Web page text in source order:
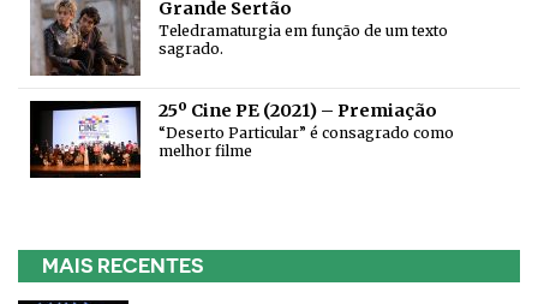
Grande Sertão
Teledramaturgia em função de um texto
sagrado.
25º Cine PE (2021) – Premiação
“Deserto Particular” é consagrado como
melhor filme
MAIS RECENTES